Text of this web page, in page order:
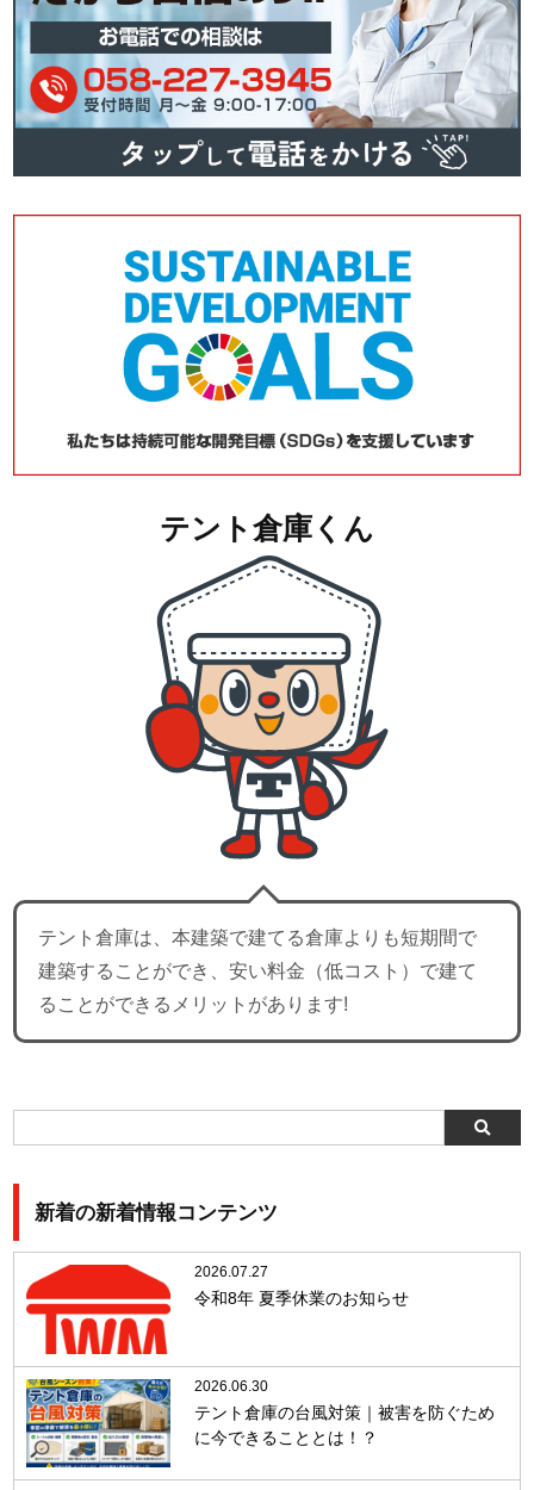
テント倉庫くん
テント倉庫は、本建築で建てる倉庫よりも短期間で
建築することができ、安い料金（低コスト）で建て
ることができるメリットがあります!
新着の新着情報コンテンツ
2026.07.27
令和8年 夏季休業のお知らせ
2026.06.30
テント倉庫の台風対策｜被害を防ぐため
に今できることとは！？